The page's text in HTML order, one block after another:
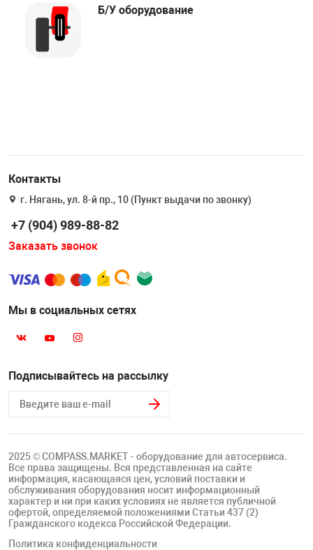
Б/У оборудование
Контакты
г. Нягань, ул. 8-й пр., 10 (Пункт выдачи по звонку)
+7 (904) 989-88-82
Заказать звонок
Мы в социальных сетях
Подписывайтесь на рассылку
2025 © COMPASS.MARKET - оборудование для автосервиса.
Все права защищены. Вся представленная на сайте
информация, касающаяся цен, условий поставки и
обслуживания оборудования носит информационный
характер и ни при каких условиях не является публичной
офертой, определяемой положениями Статьи 437 (2)
Гражданского кодекса Российской Федерации.
Политика конфиденциальности